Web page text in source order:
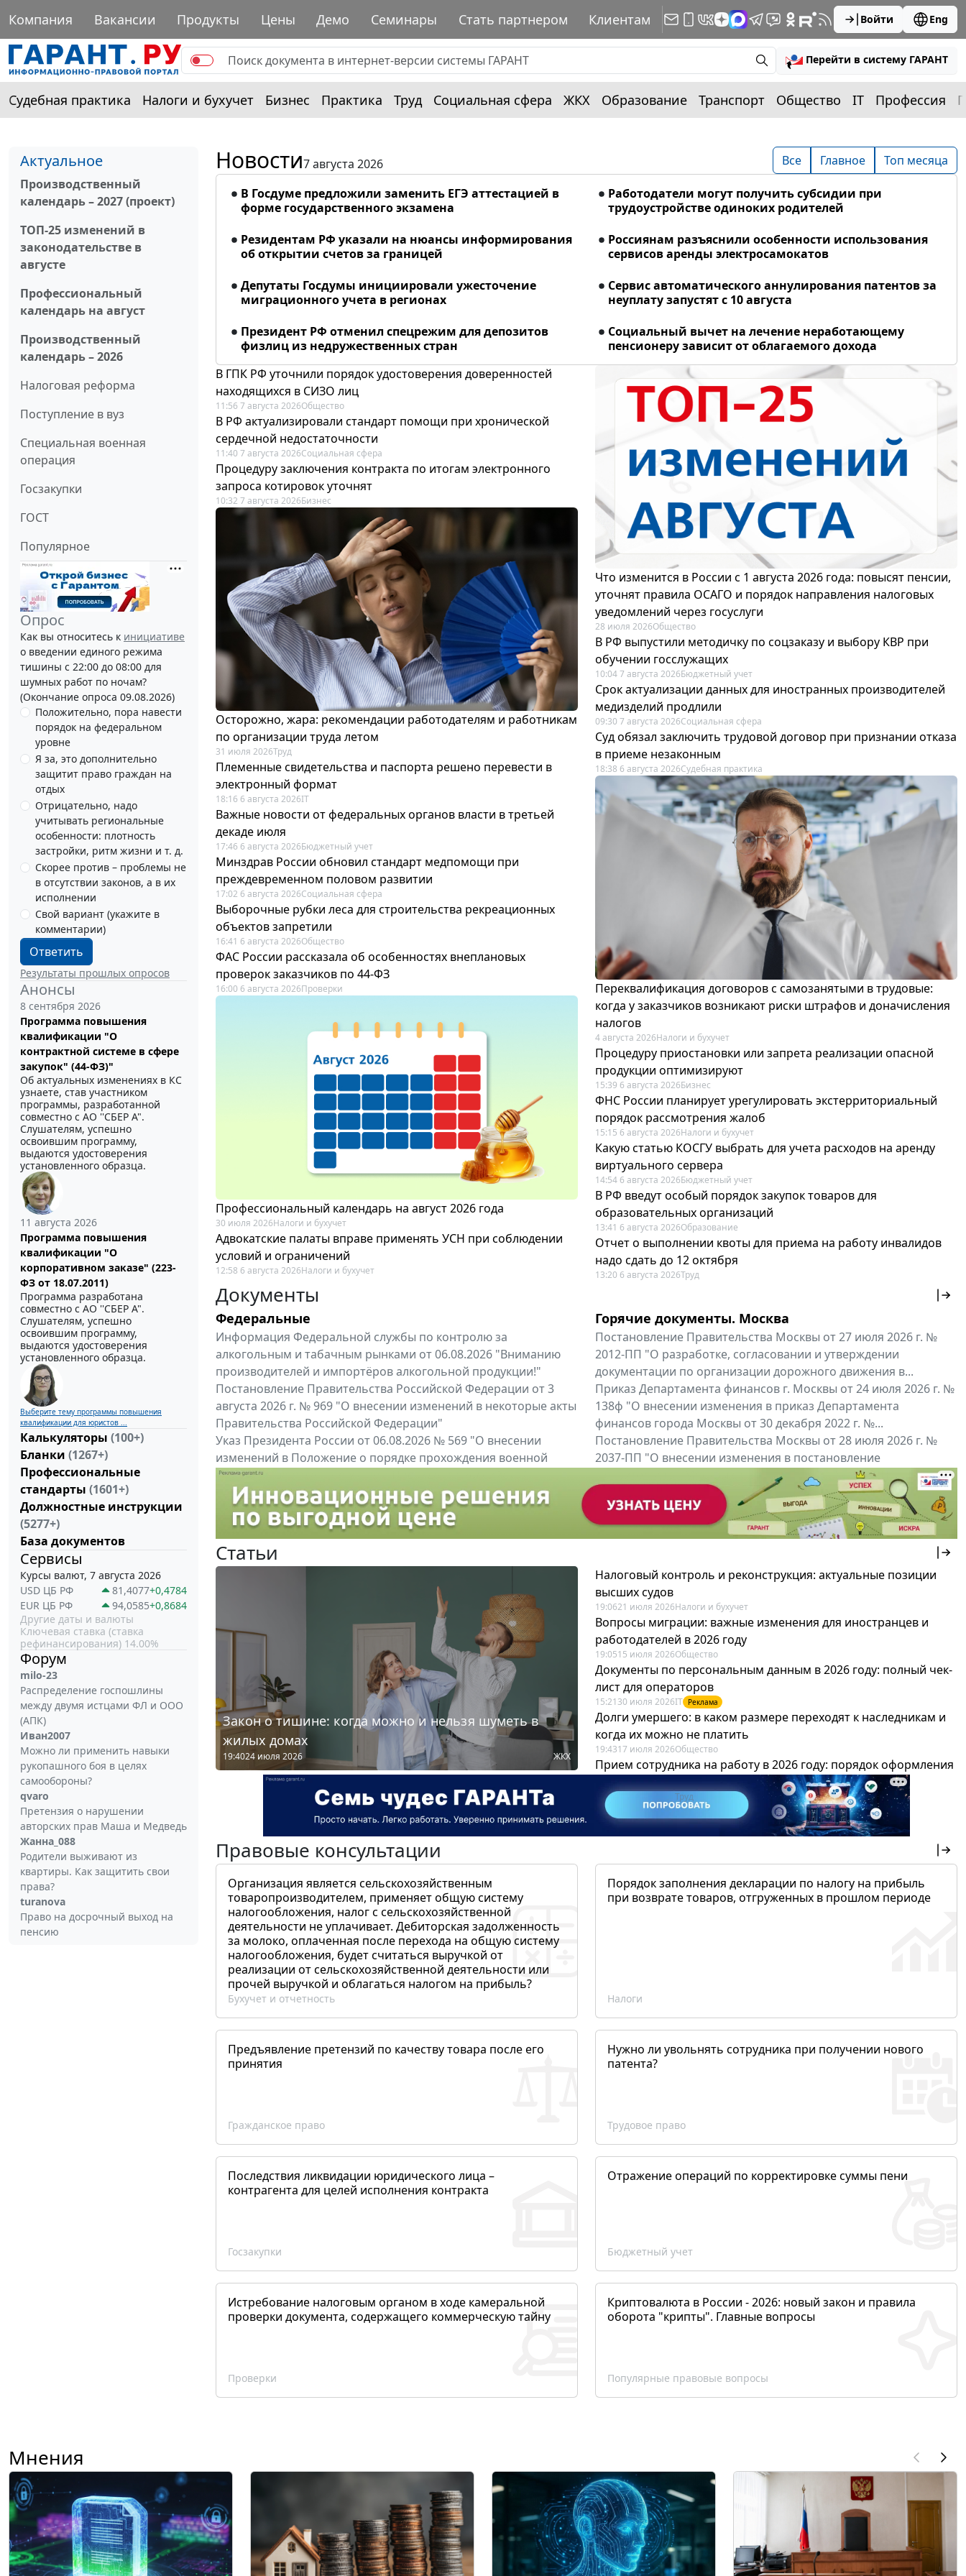
Компания Вакансии Продукты Цены Демо Семинары Стать партнером Клиентам Войти Eng
Перейти в систему ГАРАНТ
Судебная практика Налоги и бухучет Бизнес Практика Труд Социальная сфера ЖКХ Образование Транспорт Общество IT Профессия
Актуальное
Производственный
календарь – 2027 (проект)
ТОП-25 изменений в
законодательстве в
августе
Профессиональный
календарь на август
Производственный
календарь – 2026
Налоговая реформа
Поступление в вуз
Специальная военная
операция
Госзакупки
ГОСТ
Популярное
Опрос
Как вы относитесь к инициативе
о введении единого режима
тишины с 22:00 до 08:00 для
шумных работ по ночам?
(Окончание опроса 09.08.2026)
Положительно, пора навести
порядок на федеральном
уровне
Я за, это дополнительно
защитит право граждан на
отдых
Отрицательно, надо
учитывать региональные
особенности: плотность
застройки, ритм жизни и т. д.
Скорее против – проблемы не
в отсутствии законов, а в их
исполнении
Свой вариант (укажите в
комментарии)
Ответить
Результаты прошлых опросов
Анонсы
8 сентября 2026
Программа повышения
квалификации "О
контрактной системе в сфере
закупок" (44-ФЗ)"
Об актуальных изменениях в КС
узнаете, став участником
программы, разработанной
совместно с АО ''СБЕР А".
Слушателям, успешно
освоившим программу,
выдаются удостоверения
установленного образца.
11 августа 2026
Программа повышения
квалификации "О
корпоративном заказе" (223-
ФЗ от 18.07.2011)
Программа разработана
совместно с АО ''СБЕР А".
Слушателям, успешно
освоившим программу,
выдаются удостоверения
установленного образца.
Выберите тему программы повышения
квалификации для юристов ...
Калькуляторы (100+)
Бланки (1267+)
Профессиональные
стандарты (1601+)
Должностные инструкции
(5277+)
База документов
Сервисы
Курсы валют, 7 августа 2026
USD ЦБ РФ
81,4077+0,4784
EUR ЦБ РФ
94,0585+0,8684
Другие даты и валюты
Ключевая ставка (ставка
рефинансирования) 14.00%
Форум
milo-23
Распределение госпошлины
между двумя истцами ФЛ и ООО
(АПК)
Иван2007
Можно ли применить навыки
рукопашного боя в целях
самообороны?
qvaro
Претензия о нарушении
авторских прав Маша и Медведь
Жанна_088
Родители выживают из
квартиры. Как защитить свои
права?
turanova
Право на досрочный выход на
пенсию
Новости7 августа 2026 Все Главное Топ месяца
В Госдуме предложили заменить ЕГЭ аттестацией в
форме государственного экзамена
Работодатели могут получить субсидии при
трудоустройстве одиноких родителей
Резидентам РФ указали на нюансы информирования
об открытии счетов за границей
Россиянам разъяснили особенности использования
сервисов аренды электросамокатов
Депутаты Госдумы инициировали ужесточение
миграционного учета в регионах
Сервис автоматического аннулирования патентов за
неуплату запустят с 10 августа
Президент РФ отменил спецрежим для депозитов
физлиц из недружественных стран
Социальный вычет на лечение неработающему
пенсионеру зависит от облагаемого дохода
В ГПК РФ уточнили порядок удостоверения доверенностей
находящихся в СИЗО лиц
11:56 7 августа 2026Общество
В РФ актуализировали стандарт помощи при хронической
сердечной недостаточности
11:40 7 августа 2026Социальная сфера
Процедуру заключения контракта по итогам электронного
запроса котировок уточнят
10:32 7 августа 2026Бизнес
Осторожно, жара: рекомендации работодателям и работникам
по организации труда летом
31 июля 2026Труд
Племенные свидетельства и паспорта решено перевести в
электронный формат
18:16 6 августа 2026IT
Важные новости от федеральных органов власти в третьей
декаде июля
17:46 6 августа 2026Бюджетный учет
Минздрав России обновил стандарт медпомощи при
преждевременном половом развитии
17:02 6 августа 2026Социальная сфера
Выборочные рубки леса для строительства рекреационных
объектов запретили
16:41 6 августа 2026Общество
ФАС России рассказала об особенностях внеплановых
проверок заказчиков по 44-ФЗ
16:00 6 августа 2026Проверки
Профессиональный календарь на август 2026 года
30 июля 2026Налоги и бухучет
Адвокатские палаты вправе применять УСН при соблюдении
условий и ограничений
12:58 6 августа 2026Налоги и бухучет
Что изменится в России с 1 августа 2026 года: повысят пенсии,
уточнят правила ОСАГО и порядок направления налоговых
уведомлений через госуслуги
28 июля 2026Общество
В РФ выпустили методичку по соцзаказу и выбору КВР при
обучении госслужащих
10:04 7 августа 2026Бюджетный учет
Срок актуализации данных для иностранных производителей
медизделий продлили
09:30 7 августа 2026Социальная сфера
Суд обязал заключить трудовой договор при признании отказа
в приеме незаконным
18:38 6 августа 2026Судебная практика
Переквалификация договоров с самозанятыми в трудовые:
когда у заказчиков возникают риски штрафов и доначисления
налогов
4 августа 2026Налоги и бухучет
Процедуру приостановки или запрета реализации опасной
продукции оптимизируют
15:39 6 августа 2026Бизнес
ФНС России планирует урегулировать экстерриториальный
порядок рассмотрения жалоб
15:15 6 августа 2026Налоги и бухучет
Какую статью КОСГУ выбрать для учета расходов на аренду
виртуального сервера
14:54 6 августа 2026Бюджетный учет
В РФ введут особый порядок закупок товаров для
образовательных организаций
13:41 6 августа 2026Образование
Отчет о выполнении квоты для приема на работу инвалидов
надо сдать до 12 октября
13:20 6 августа 2026Труд
Документы
Федеральные
Информация Федеральной службы по контролю за
алкогольным и табачным рынками от 06.08.2026 "Вниманию
производителей и импортёров алкогольной продукции!"
Постановление Правительства Российской Федерации от 3
августа 2026 г. № 969 "О внесении изменений в некоторые акты
Правительства Российской Федерации"
Указ Президента России от 06.08.2026 № 569 "О внесении
изменений в Положение о порядке прохождения военной
службы, утвержденное Указом Президента Российской...
Все федеральные документы
Горячие документы. Москва
Постановление Правительства Москвы от 27 июля 2026 г. №
2012-ПП "О разработке, согласовании и утверждении
документации по организации дорожного движения в...
Приказ Департамента финансов г. Москвы от 24 июля 2026 г. №
138ф "О внесении изменения в приказ Департамента
финансов города Москвы от 30 декабря 2022 г. №...
Постановление Правительства Москвы от 28 июля 2026 г. №
2037-ПП "О внесении изменения в постановление
Правительства Москвы от 26 июля 2011 г. № 334-ПП"
Все региональные документы Мой регион ...
Статьи
Закон о тишине: когда можно и нельзя шуметь в
жилых домах
19:4024 июля 2026 ЖКХ
Налоговый контроль и реконструкция: актуальные позиции
высших судов
19:0621 июля 2026Налоги и бухучет
Вопросы миграции: важные изменения для иностранцев и
работодателей в 2026 году
19:0515 июля 2026Общество
Документы по персональным данным в 2026 году: полный чек-
лист для операторов
15:21 30 июля 2026IT Реклама
Долги умершего: в каком размере переходят к наследникам и
когда их можно не платить
19:4317 июля 2026Общество
Прием сотрудника на работу в 2026 году: порядок оформления
для кадровика и бухгалтера
12:28 Труд
Правовые консультации
Организация является сельскохозяйственным
товаропроизводителем, применяет общую систему
налогообложения, налог с сельскохозяйственной
деятельности не уплачивает. Дебиторская задолженность
за молоко, оплаченная после перехода на общую систему
налогообложения, будет считаться выручкой от
реализации от сельскохозяйственной деятельности или
прочей выручкой и облагаться налогом на прибыль?
Бухучет и отчетность
Порядок заполнения декларации по налогу на прибыль
при возврате товаров, отгруженных в прошлом периоде
Налоги
Предъявление претензий по качеству товара после его
принятия
Гражданское право
Нужно ли увольнять сотрудника при получении нового
патента?
Трудовое право
Последствия ликвидации юридического лица –
контрагента для целей исполнения контракта
Госзакупки
Отражение операций по корректировке суммы пени
Бюджетный учет
Истребование налоговым органом в ходе камеральной
проверки документа, содержащего коммерческую тайну
Проверки
Криптовалюта в России - 2026: новый закон и правила
оборота "крипты". Главные вопросы
Популярные правовые вопросы
Мнения